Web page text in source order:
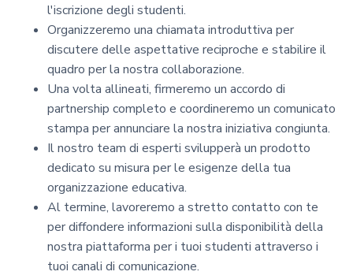
l'iscrizione degli studenti.
Organizzeremo una chiamata introduttiva per
discutere delle aspettative reciproche e stabilire il
quadro per la nostra collaborazione.
Una volta allineati, firmeremo un accordo di
partnership completo e coordineremo un comunicato
stampa per annunciare la nostra iniziativa congiunta.
Il nostro team di esperti svilupperà un prodotto
dedicato su misura per le esigenze della tua
organizzazione educativa.
Al termine, lavoreremo a stretto contatto con te
per diffondere informazioni sulla disponibilità della
nostra piattaforma per i tuoi studenti attraverso i
tuoi canali di comunicazione.